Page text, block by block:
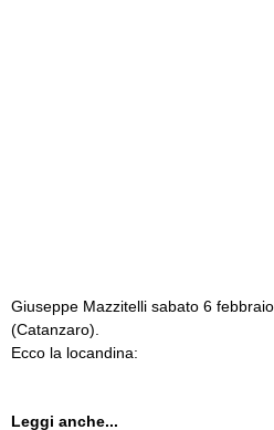
Giuseppe Mazzitelli sabato 6
(Catanzaro).
Ecco la locandina:
Leggi anche...